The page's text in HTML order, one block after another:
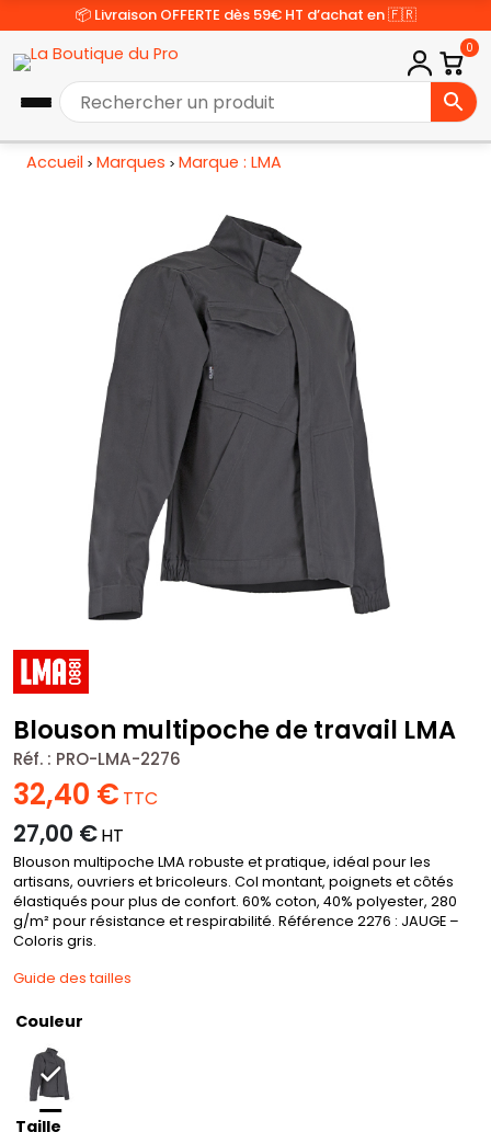
📦 Livraison OFFERTE dès 59€ HT d’achat en 🇫🇷
0
Accueil > Marques > Marque : LMA
Blouson multipoche de travail LMA
Réf. : PRO-LMA-2276
32,40 € TTC
27,00 €HT
Blouson multipoche LMA robuste et pratique, idéal pour les
artisans, ouvriers et bricoleurs. Col montant, poignets et côtés
élastiqués pour plus de confort. 60% coton, 40% polyester, 280
g/m² pour résistance et respirabilité. Référence 2276 : JAUGE –
Coloris gris.
Guide des tailles
Couleur
Taille